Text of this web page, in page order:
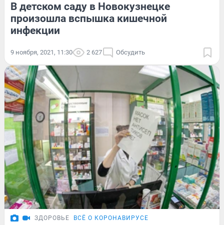
В детском саду в Новокузнецке
произошла вспышка кишечной
инфекции
9 ноября, 2021, 11:30 2 627 Обсудить
ЗДОРОВЬЕ ВСЁ О КОРОНАВИРУСЕ